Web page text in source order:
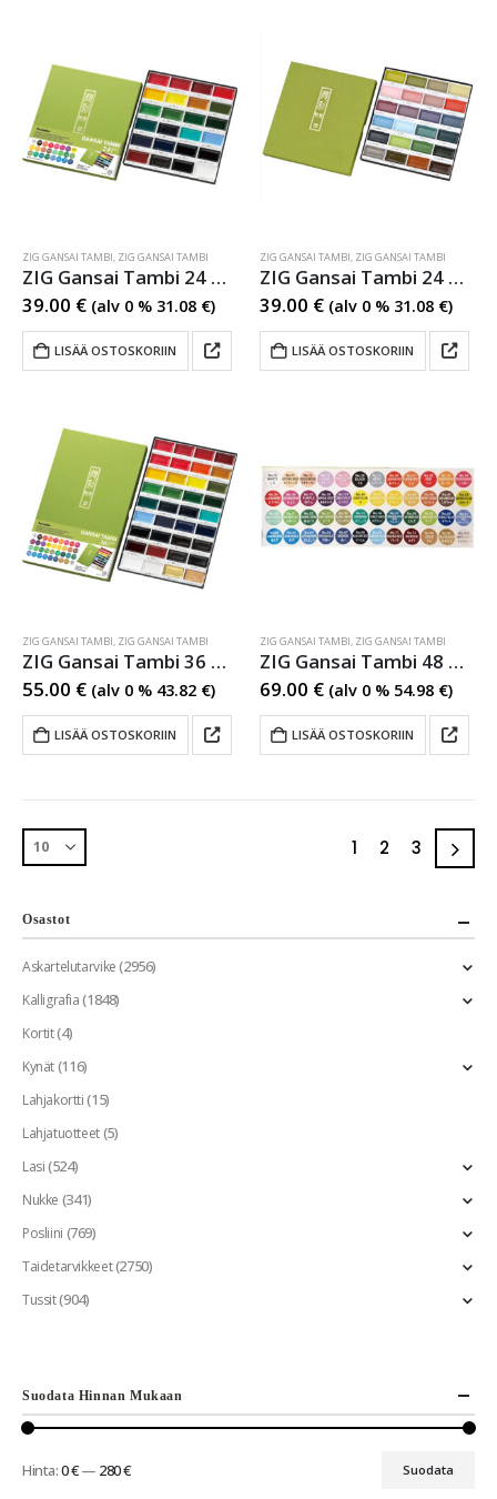
ZIG GANSAI TAMBI, ZIG GANSAI TAMBI
ZIG Gansai Tambi 24 Colour set 1
39.00 € (alv 0 % 31.08 €)
LISÄÄ OSTOSKORIIN
ZIG GANSAI TAMBI, ZIG GANSAI TAMBI
ZIG Gansai Tambi 24 Colour set 2
39.00 € (alv 0 % 31.08 €)
LISÄÄ OSTOSKORIIN
ZIG GANSAI TAMBI ZIG GANSAI TAMBI
ZIG Gansai Tambi 36 Colour set
55.00 € (alv 0 % 43.82 €)
LISÄÄ OSTOSKORIIN
ZIG GANSAI TAMBI ZIG GANSAI TAMBI
ZIG Gansai Tambi 48 Colour set
69.00 € (alv 0 % 54.98 €)
LISÄÄ OSTOSKORIIN
1 2 3
Osastot
Askartelutarvike(2956)
Kalligrafia(1848)
Kortit(4)
Kynät(116)
Lahjakortti(15)
Lahjatuotteet(5)
Lasi(524)
Nukke (341)
Posliini (769)
Taidetarvikkeet(2750)
Tussit(904)
Suodata Hinnan Mukaan
Suodata
Hinta:0 €— 280 €